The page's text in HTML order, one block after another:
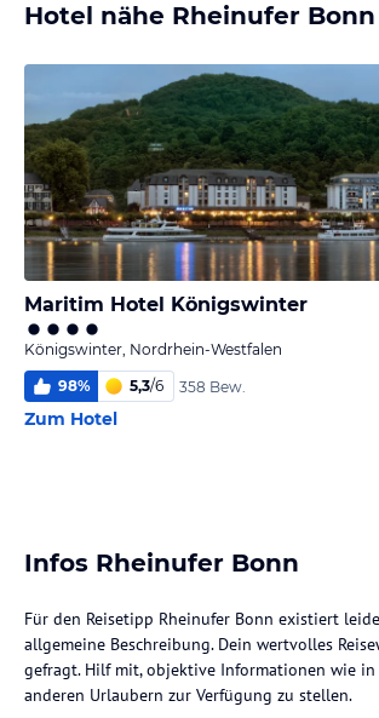
Hotel nähe Rheinufer Bonn
Maritim Hotel Königswinter
Königswinter, Nordrhein-Westfalen
98% 5,3/6 358 Bew.
Zum Hotel
Infos Rheinufer Bonn
Für den Reisetipp Rheinufer Bonn existiert
allgemeine Beschreibung. Dein wertvolles
gefragt. Hilf mit, objektive Informationen wie in
anderen Urlaubern zur Verfügung zu stellen.